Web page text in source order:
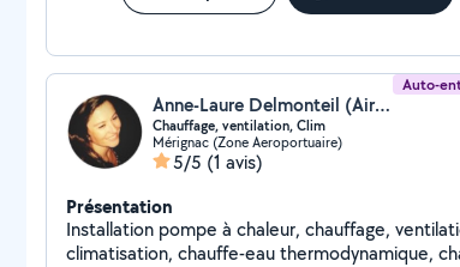
Auto-
Anne-Laure Delmonteil (AirPac Cvc Solutions 33)
Chauffage, ventilation, Clim
Mérignac (Zone Aeroportuaire)
5/5 (1 avis)
Présentation
Installation pompe à chaleur, chauffage,
climatisation, chauffe-eau thermodynamique,